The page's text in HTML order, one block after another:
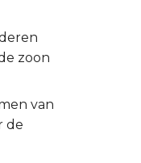
zoon
van
de